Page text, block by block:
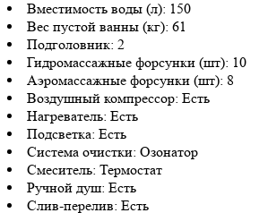
Вместимость воды (л): 150
Вес пустой ванны (кг): 61
Подголовник: 2
Гидромассажные форсунки (шт): 10
Аэромассажные форсунки (шт): 8
Воздушный компрессор: Есть
Нагреватель: Есть
Подсветка: Есть
Система очистки: Озонатор
Смеситель: Термостат
Ручной душ: Есть
Слив-перелив: Есть